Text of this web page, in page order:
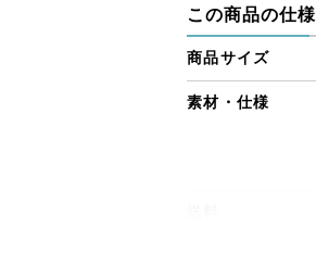
この商品の仕様
商品サイズ
素材・仕様